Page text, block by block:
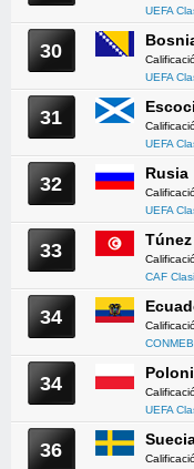
UEFA
30
UEFA
31
UEFA
32 Rusia
UEFA
33 Túnez
CAF
34
34
UEFA
36